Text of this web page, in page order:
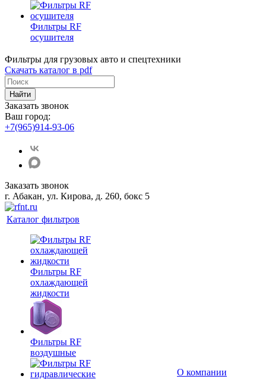
Фильтры RF
осушителя
Фильтры для грузовых авто и спецтехники
Скачать каталог в pdf
Найти
Заказать звонок
Ваш город:
+7(965)914-93-06
Заказать звонок
г. Абакан, ул. Кирова, д. 260, бокс 5
Каталог фильтров
Фильтры RF
охлаждающей
жидкости
Фильтры RF
воздушные
О компании